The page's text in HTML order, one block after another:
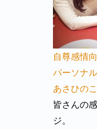
自尊感情
パーソナ
あさひの
皆さんの
ジ。